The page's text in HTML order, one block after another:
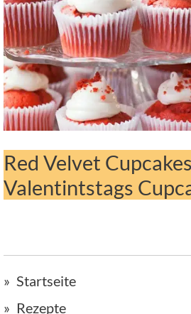
Red Velvet
Valentintstags
Startseite
Rezepte